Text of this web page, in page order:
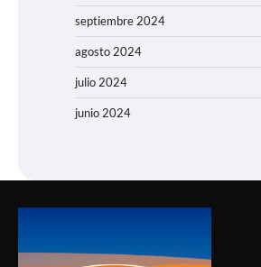
septiembre 2024
agosto 2024
julio 2024
junio 2024